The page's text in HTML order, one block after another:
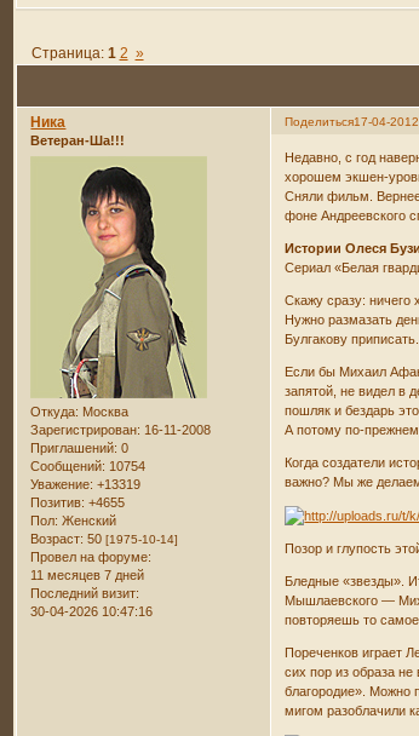
Страница: 1 2 »
Поделиться17-04-
Ника
Ветеран-Ша!!!
Откуда: Москва
Зарегистрирован: 16-11-2008
Приглашений: 0
Сообщений: 10754
Уважение: +13319
Позитив: +4655
Пол: Женский
Возраст: 50[1975-10-14]
Провел на форуме:
11 месяцев 7 дней
Последний визит:
30-04-2026 10:47:16
Недавно, с год
хорошем экшен-
Сняли фильм.
фоне Андреевского
Истории Олеся
Сериал «Белая
Скажу сразу: ничего
Нужно размазать
Булгакову приписать.
Если бы Михаил
запятой, не видел в
пошляк и бездарь
А потому по-
Когда создатели
важно? Мы же
Позор и глупость
Бледные «звезды».
Мышлаевского —
повторяешь то
Пореченков играет
сих пор из образа
благородие». Можно
мигом разоблачили